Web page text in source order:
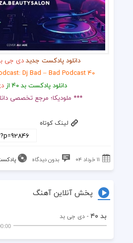
دانلود پادکست جدیددی جی
Dj Bad – Bad Podcast 40
دانلود پادکست بد ۴۰ از
*** ملودیکا؛ مرجع تخصصی
لینک کوتاه
۱۱ خرداد ۰۴ بدون دیدگاه
پخش آنلاین آهنگ
بد ۴۰ - دی جی بد